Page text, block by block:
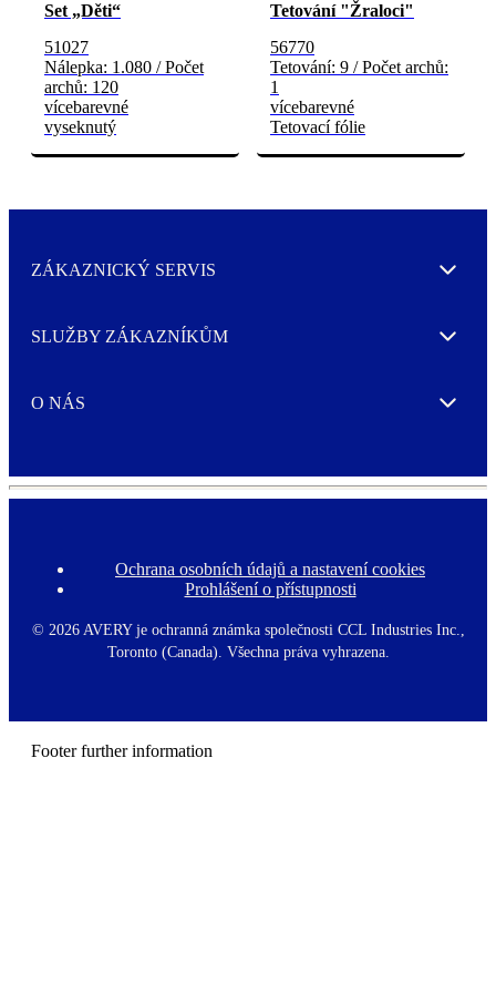
Set „Děti“
51027
Nálepka: 1.080 / Počet
archů: 120
vícebarevné
vyseknutý
Tetování "Žraloci"
56770
Tetování: 9 / Počet archů:
1
vícebarevné
Tetovací fólie
ZÁKAZNICKÝ SERVIS Expand
SLUŽBY ZÁKAZNÍKŮM Expand
O NÁS Expand
F
o
t
e
Ochrana osobních údajů a nastavení cookies
Prohlášení o přístupnosti
© 2026 AVERY je ochranná známka společnosti CCL Industries Inc.,
Toronto (Canada). Všechna práva vyhrazena.
Footer further information